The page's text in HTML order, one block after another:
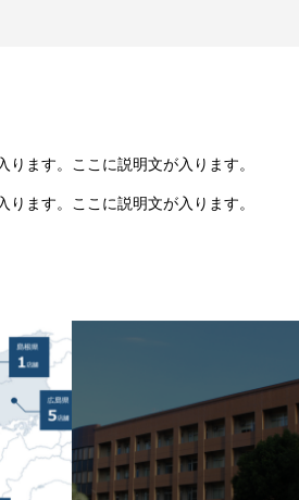
ります。ここに説明文が入ります。
ります。ここに説明文が入ります。